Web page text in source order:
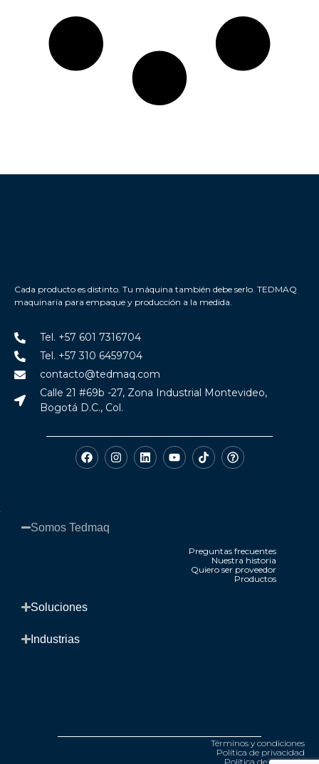
Cada producto es distinto. Tu máquina también debe serlo. TEDMAQ
maquinaria para empaque y producción a la medida.
Tel. +57 601 7316704
Tel. +57 310 6459704
contacto@tedmaq.com
Calle 21 #69b -27, Zona Industrial Montevideo,
Bogotá D.C., Col.
Somos Tedmaq​
Preguntas frecuentes
Nuestra historia
Quiero ser proveedor
Productos
Soluciones​
Industrias​
Términos y condiciones
Política de privacidad
Política de garantía